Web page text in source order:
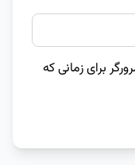
برای زمانی که